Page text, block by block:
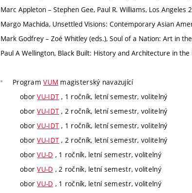
Marc Appleton – Stephen Gee, Paul R. Williams, Los Angeles
Margo Machida, Unsettled Visions: Contemporary Asian
Mark Godfrey – Zoé Whitley (eds.), Soul of a Nation: Art in
Paul A Wellington, Black Built: History and Architecture in
ProgramVUM magisterský navazující
oborVU-IDT , 1 ročník, letní semestr, volitelný
oborVU-IDT , 2 ročník, letní semestr, volitelný
oborVU-IDT , 1 ročník, letní semestr, volitelný
oborVU-IDT , 2 ročník, letní semestr, volitelný
oborVU-D , 1 ročník, letní semestr, volitelný
oborVU-D , 2 ročník, letní semestr, volitelný
oborVU-D , 1 ročník, letní semestr, volitelný